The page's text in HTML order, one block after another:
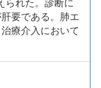
要である。肺エ
療介入において